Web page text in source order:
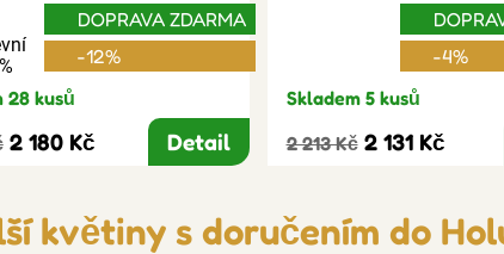
DOPRAVA ZDARMA
-12%
28 kusů
2 180 Kč Detail
-4%
Skladem 5 kusů
2 213 Kč 2 131 Kč
květiny s doručením do